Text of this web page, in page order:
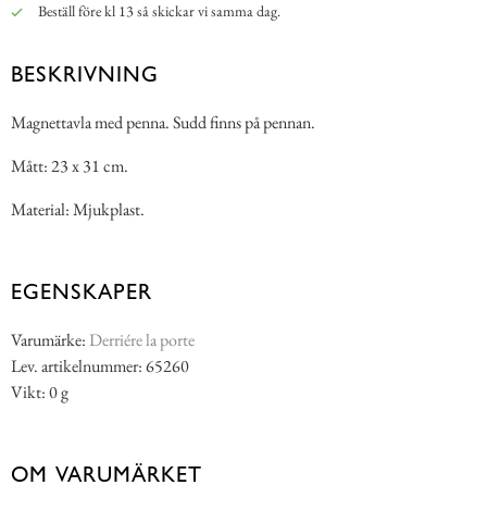
Beställ före kl 13 så skickar vi samma dag.
BESKRIVNING
Magnettavla med penna. Sudd finns på pennan.
Mått: 23 x 31 cm.
Material: Mjukplast.
EGENSKAPER
Varumärke: Derriére la porte
Lev. artikelnummer: 65260
Vikt: 0 g
OM VARUMÄRKET